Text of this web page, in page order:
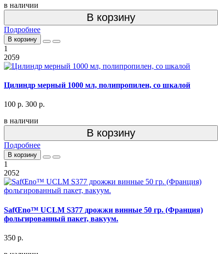
в наличии
В корзину
Подробнее
В корзину
1
2059
Цилиндр мерный 1000 мл, полипропилен, со шкалой
100 р. 300 р.
в наличии
В корзину
Подробнее
В корзину
1
2052
SafŒno™ UCLM S377 дрожжи винные 50 гр. (Франция)
фольгированный пакет, вакуум.
350 р.